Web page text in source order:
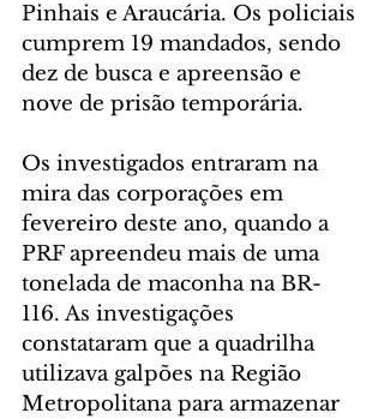
Pinhais e Araucária. Os policiais
cumprem 19 mandados, sendo
dez de busca e apreensão e
nove de prisão temporária.
Os investigados entraram na
mira das corporações em
fevereiro deste ano, quando a
PRF apreendeu mais de uma
tonelada de maconha na BR-
116. As investigações
constataram que a quadrilha
utilizava galpões na Região
Metropolitana para armazenar